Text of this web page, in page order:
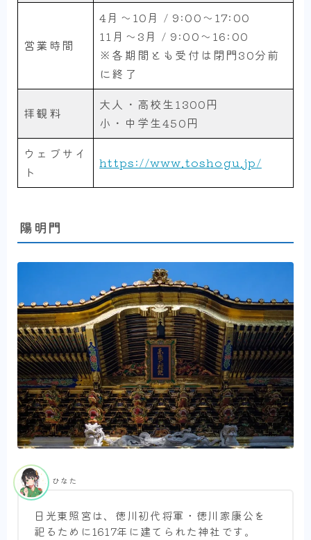
営業時間
4月～10月 / 9:00～17:00
11月～3月 / 9:00～16:00
※各期間とも受付は閉門30分前
に終了
拝観料
大人・高校生1300円
小・中学生450円
ウェブサイ
ト
https://www.toshogu.jp/
陽明門
日光東照宮は、徳川初代将軍・徳川家康公を
祀るために1617年に建てられた神社です。
ひなた